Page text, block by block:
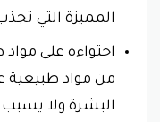
المميزة التي
احتواءه على
من مواد طبيعية
البشرة ولا